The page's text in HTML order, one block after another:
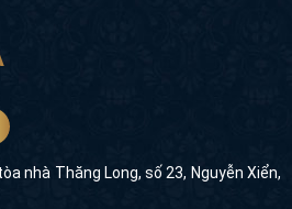
nhà Thăng Long, số 23, Nguyễn Xiển,